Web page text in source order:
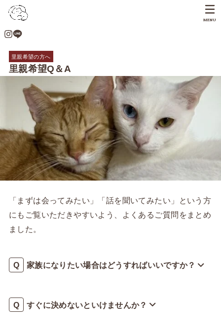
MENU
里親希望の方へ
里親希望Q＆A
「まずは会ってみたい」「話を聞いてみたい」という方
にもご覧いただきやすいよう、よくあるご質問をまとめ
ました。
家族になりたい場合はどうすればいいですか？
すぐに決めないといけませんか？